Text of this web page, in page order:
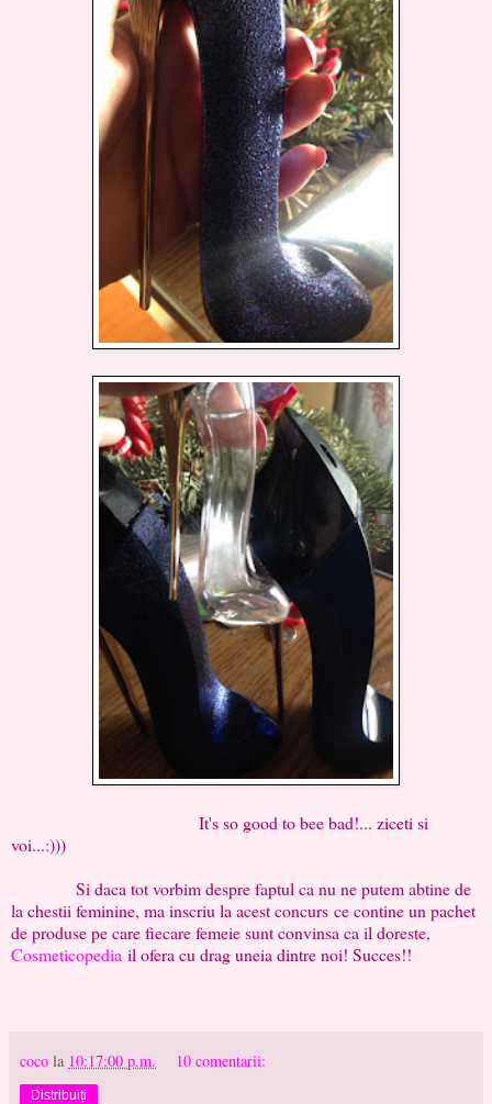
It's so good to bee bad!... ziceti si
voi...:)))
Si daca tot vorbim despre faptul ca nu ne putem abtine de
la chestii feminine, ma inscriu la acest concurs ce contine un pachet
de produse pe care fiecare femeie sunt convinsa ca il doreste,
Cosmeticopedia il ofera cu drag uneia dintre noi! Succes!!
coco la 10:17:00 p.m. 10 comentarii:
Distribuiți